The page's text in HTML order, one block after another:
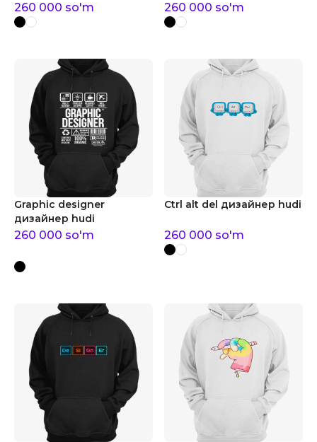
260 000 so'm 260 000 so'm
Graphic designer
дизайнер hudi
260 000 so'm
Ctrl alt del дизайнер hudi
260 000 so'm